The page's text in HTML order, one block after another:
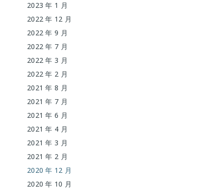
2023 年 1 月
2022 年 12 月
2022 年 9 月
2022 年 7 月
2022 年 3 月
2022 年 2 月
2021 年 8 月
2021 年 7 月
2021 年 6 月
2021 年 4 月
2021 年 3 月
2021 年 2 月
2020 年 12 月
2020 年 10 月